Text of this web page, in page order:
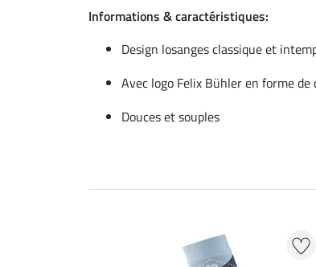
Informations & caractéristiques:
Design losanges classique et
Avec logo Felix Bühler en forme de
Douces et souples